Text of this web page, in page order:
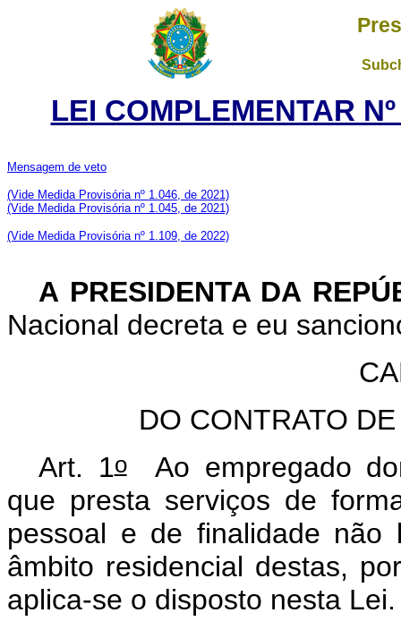
LEI COMPLEMENTAR
Mensagem de veto
(Vide Medida Provisória nº 1.046, de 2021)
(Vide Medida Provisória nº 1.045, de 2021)
(Vide Medida Provisória nº 1.109, de 2022)
A PRESIDENTA DA
Nacional decreta e eu
DO CONTRATO
Art. 1oAo empregado
que presta serviços de
pessoal e de finalidade
âmbito residencial destas,
aplica-se o disposto nesta Lei.